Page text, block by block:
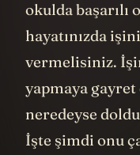
okulda başarılı
hayatınızda
vermelisiniz.
yapmaya
neredeyse
İşte şimdi onu